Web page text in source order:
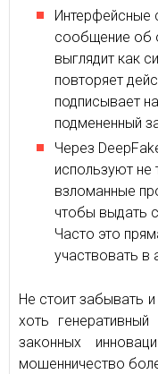
Интерфейсные
сообщение об
выглядит как
повторяет
подписывает
подмененный
Через
используют не
взломанные
чтобы выдать
Часто это
участвовать в
Не стоит забывать
хоть
законных
мошенничество